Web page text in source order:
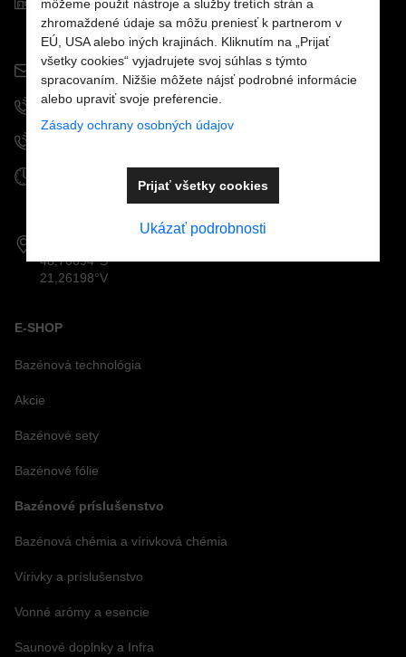
VAŠA OTÁZKA K PRODUKTU
Odoslať
Južná trieda 48
040 01 Košice
info@mostpools.sk
+421 908 926 196
9.00 - 16.30
48,70694°S
21,26198°V
E-SHOP
Bazénová technológia
Akcie
Bazénové sety
Bazénové fólie
Bazénové príslušenstvo
Bazénová chémia a vírivková chémia
Vírivky a príslušenstvo
Vonné arómy a esencie
Saunové doplnky a Infra
môžeme použiť nástroje a služby tretích strán a
zhromaždené údaje sa môžu preniesť k partnerom v
EÚ, USA alebo iných krajinách. Kliknutím na „Prijať
všetky cookies“ vyjadrujete svoj súhlas s týmto
spracovaním. Nižšie môžete nájsť podrobné informácie
alebo upraviť svoje preferencie.
Zásady ochrany osobných údajov
Ukázať podrobnosti
Prijať všetky cookies